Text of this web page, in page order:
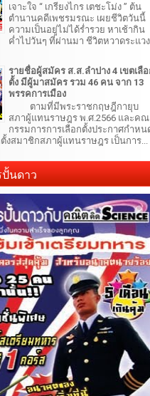
เจาะใจ “ เกรียงไกร เตชะโม่ง ” ต้น
ตำนานคดีเพชรมรณะ เผยชีวิตวันนี้
ความเป็นอยู่ไม่ได้ร่ำรวย หาเช้ากิน
ค่ำไปวันๆ ที่ผ่านมา ชีวิตหวาดระแวง
รายชื่อผู้สมัคร ส.ส.ลำปาง 4 เขตเลื
ตั้ง มีผู้มาสมัคร รวม 46 คน จาก 13
พรรคการเมือง
ตามที่มีพระราชกฤษฎีกายุบ
สภาผู้แทนราษฎร พ.ศ.2566 และคณ
กรรมการการเลือกตั้งประกาศกำหน
งสมาชิกสภาผู้แทนราษฎร เป็นการ...
นดาว